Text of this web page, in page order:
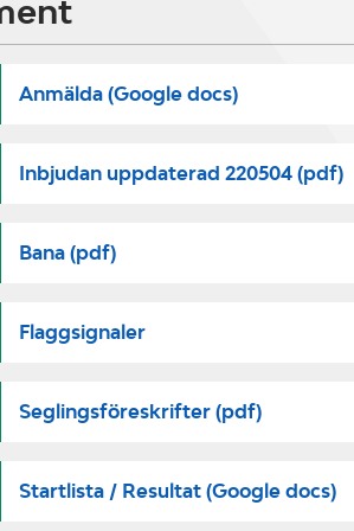
Anmälda (Google docs)
Inbjudan uppdaterad 220504 (pdf)
Bana (pdf)
Flaggsignaler
Seglingsföreskrifter (pdf)
Startlista / Resultat (Google docs)